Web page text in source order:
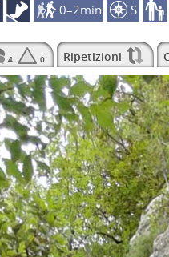
0–2min S
4 0 Ripetizioni